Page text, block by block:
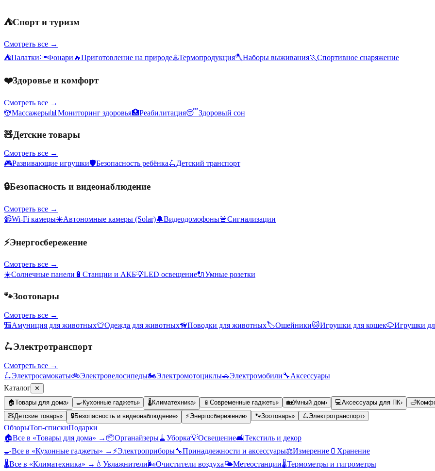
⛺Спорт и туризм
Смотреть все →
⛺Палатки🔦Фонари 🔥Приготовление на природе♨️Термопродукция🪓Наборы выживания🏃Спортивное снаряжение
❤️Здоровье и комфорт
Смотреть все →
💆Массажеры📊 Мониторинг здоровья🏥Реабилитация😴Здоровый сон
🧸Детские товары
Смотреть все →
🎮Развивающие игрушки🛡️Безопасность ребёнка🛴Детский транспорт
🔒Безопасность и видеонаблюдение
Смотреть все →
📹Wi-Fi камеры☀️Автономные камеры (Solar)🔔Видеодомофоны🚨Сигнализации
⚡Энергосбережение
Смотреть все →
☀️Солнечные панели 🔋 Станции и АКБ💡LED освещение🔌Умные розетки
🐾Зоотовары
Смотреть все →
🎒Амуниция для животных👕Одежда для животных🦮Поводки для животных🏷️Ошейники🐱Игрушки для кошек🐶Игрушки
🛴Электротранспорт
Смотреть все →
🛴Электросамокаты🚲Электровелосипеды🏍️Электромотоциклы🚗Электромобили🔧Аксессуары
Каталог ✕
🏠Товары для дома› 🍳Кухонные гаджеты› 🌡️Климатехника› 📱 Современные гаджеты› 🏡Умный дом› 💻Аксессуары для ПК› 🛁
🧸Детские товары› 🔒Безопасность и видеонаблюдение› ⚡Энергосбережение› 🐾Зоотовары› 🛴Электротранспорт›
ОбзорыТоп-спискиПодарки
🏠Все в «Товары для дома» → 📦Органайзеры🧹 Уборка💡Освещение🛋️Текстиль и декор
🍳Все в «Кухонные гаджеты» → ⚡Электроприборы🔧Принадлежности и аксессуары⚖️Измерение 🫙 Хранение
🌡️Все в «Климатехника» → 💧 Увлажнители🌬️Очистители воздуха🌤️Метеостанции🌡️Термометры и гигрометры